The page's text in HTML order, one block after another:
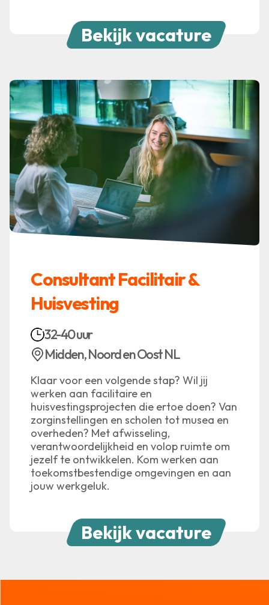
Bekijk vacature
Consultant Facilitair &
Huisvesting
32-40 uur
Midden, Noord en Oost NL
Klaar voor een volgende stap? Wil jij
werken aan facilitaire en
huisvestingsprojecten die ertoe doen? Van
zorginstellingen en scholen tot musea en
overheden? Met afwisseling,
verantwoordelijkheid en volop ruimte om
jezelf te ontwikkelen. Kom werken aan
toekomstbestendige omgevingen en aan
jouw werkgeluk.
Bekijk vacature